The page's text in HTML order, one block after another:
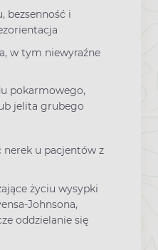
bezsenność i
w tym niewyraźne
pokarmowego,
jelita grubego
u pacjentów z
życiu wysypki
Johnsona,
oddzielanie się